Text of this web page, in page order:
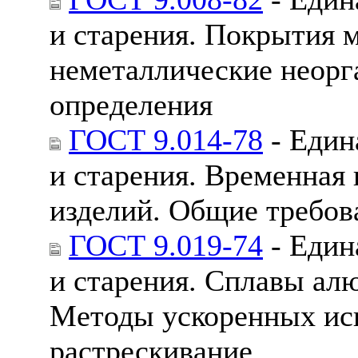
и старения. Покрытия
неметаллические
определения
ГОСТ 9.014-78 -
и старения. Временная
изделий. Общие
ГОСТ 9.019-74 -
и старения. Сплавы
Методы ускоренных
растрескивание